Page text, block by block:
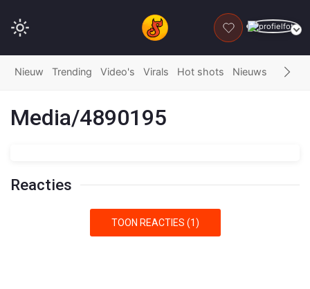
DONEER
Nieuw Trending Video's Virals Hot shots Nieuws Fails
Media/4890195
Reacties
TOON REACTIES (1)